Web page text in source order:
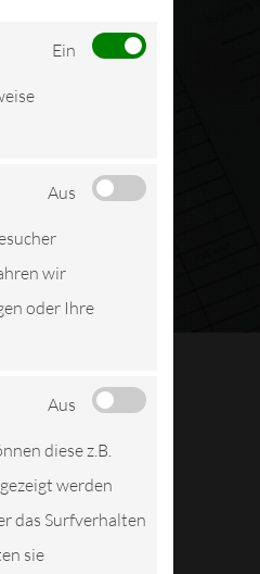
Ein
Aus
wir
oder Ihre
Aus
diese z.B.
werden
das Surfverhalten
sie